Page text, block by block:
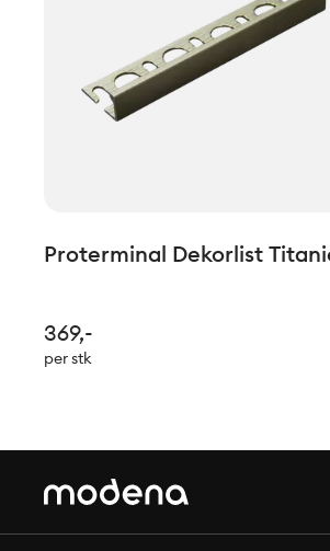
Proterminal Dekorlist
369,-
per stk